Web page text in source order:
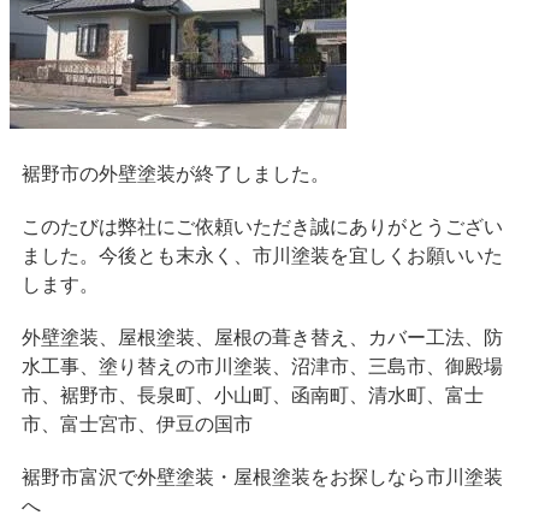
裾野市の外壁塗装が終了しました。
このたびは弊社にご依頼いただき誠にありがとうござい
ました。今後とも末永く、市川塗装を宜しくお願いいた
します。
外壁塗装、屋根塗装、屋根の葺き替え、カバー工法、防
水工事、塗り替えの市川塗装、沼津市、三島市、御殿場
市、裾野市、長泉町、小山町、函南町、清水町、富士
市、富士宮市、伊豆の国市
裾野市富沢で外壁塗装・屋根塗装をお探しなら市川塗装
へ